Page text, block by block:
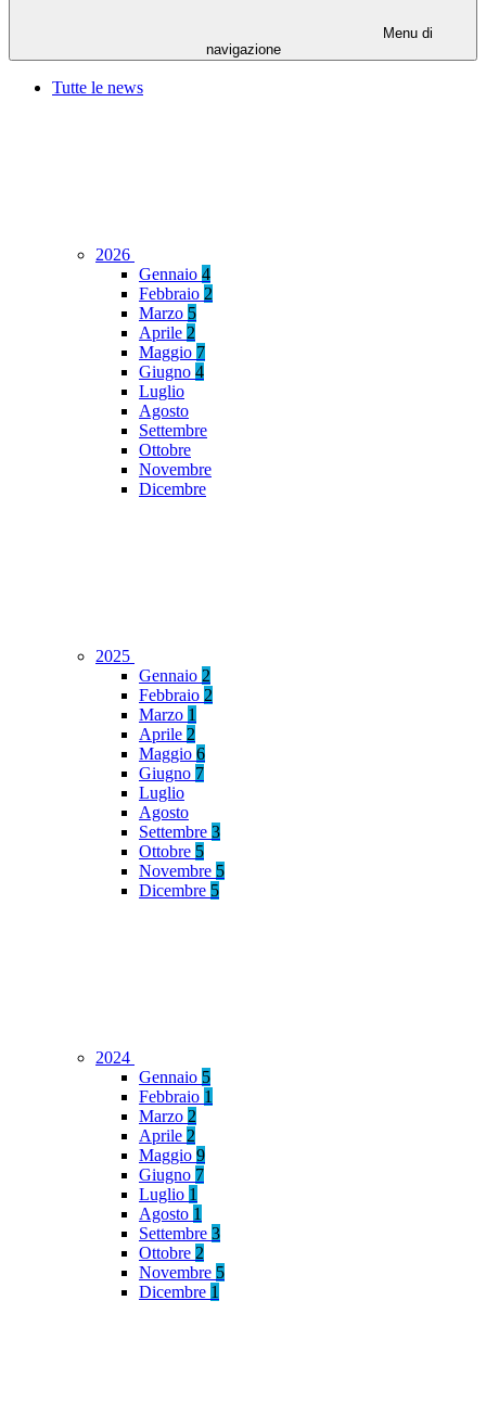
Menu di
navigazione
Tutte le news
2026
Gennaio 4
Febbraio 2
Marzo 5
Aprile 2
Maggio 7
Giugno 4
Luglio
Agosto
Settembre
Ottobre
Novembre
Dicembre
2025
Gennaio 2
Febbraio 2
Marzo 1
Aprile 2
Maggio 6
Giugno 7
Luglio
Agosto
Settembre 3
Ottobre 5
Novembre 5
Dicembre 5
2024
Gennaio 5
Febbraio 1
Marzo 2
Aprile 2
Maggio 9
Giugno 7
Luglio 1
Agosto 1
Settembre 3
Ottobre 2
Novembre 5
Dicembre 1